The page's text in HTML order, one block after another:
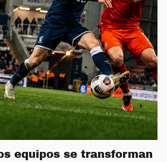
equipos se transforman